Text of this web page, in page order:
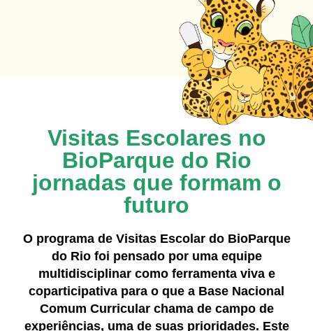
Visitas Escolares no
BioParque do Rio
jornadas que formam o
futuro
O programa de Visitas Escolar do BioParque
do Rio foi pensado por uma equipe
multidisciplinar como ferramenta vivae
coparticipativa para o que a Base Nacional
Comum Curricular chama de campo de
experiências, uma de suasprioridades. Este